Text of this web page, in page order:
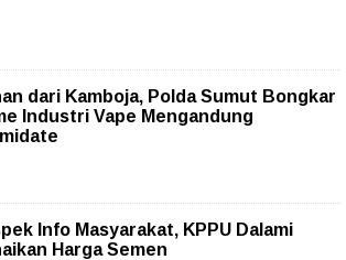
dari Kamboja, Polda Sumut Bongkar
Industri Vape Mengandung
Info Masyarakat, KPPU Dalami
Harga Semen